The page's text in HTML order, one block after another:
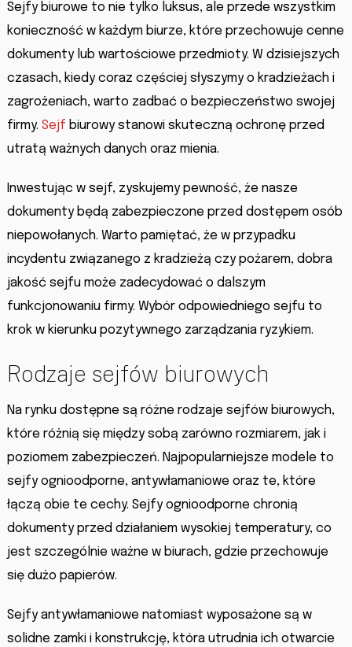
Sejfy biurowe to nie tylko luksus, ale przede wszystkim
konieczność w każdym biurze, które przechowuje cenne
dokumenty lub wartościowe przedmioty. W dzisiejszych
czasach, kiedy coraz częściej słyszymy o kradzieżach i
zagrożeniach, warto zadbać o bezpieczeństwo swojej
firmy. Sejf biurowy stanowi skuteczną ochronę przed
utratą ważnych danych oraz mienia.
Inwestując w sejf, zyskujemy pewność, że nasze
dokumenty będą zabezpieczone przed dostępem osób
niepowołanych. Warto pamiętać, że w przypadku
incydentu związanego z kradzieżą czy pożarem, dobra
jakość sejfu może zadecydować o dalszym
funkcjonowaniu firmy. Wybór odpowiedniego sejfu to
krok w kierunku pozytywnego zarządzania ryzykiem.
Rodzaje sejfów biurowych
Na rynku dostępne są różne rodzaje sejfów biurowych,
które różnią się między sobą zarówno rozmiarem, jak i
poziomem zabezpieczeń. Najpopularniejsze modele to
sejfy ognioodporne, antywłamaniowe oraz te, które
łączą obie te cechy. Sejfy ognioodporne chronią
dokumenty przed działaniem wysokiej temperatury, co
jest szczególnie ważne w biurach, gdzie przechowuje
się dużo papierów.
Sejfy antywłamaniowe natomiast wyposażone są w
solidne zamki i konstrukcję, która utrudnia ich otwarcie